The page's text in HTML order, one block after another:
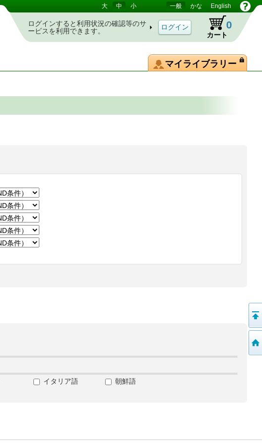
大 中 小 一般 かな English
ログインすると利用状況の確認等のサ
ービスを利用できます。
カート
0
マイライブラリー
イタリア語
朝鮮語